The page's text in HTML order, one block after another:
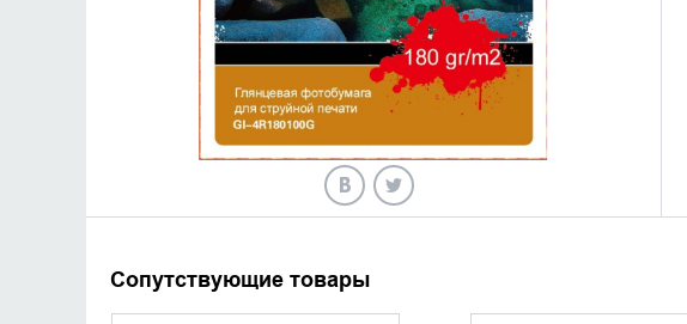
Сопутствующие товары